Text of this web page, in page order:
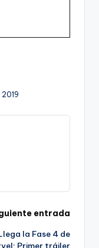
entrada
la Fase 4 de
Primer tráiler